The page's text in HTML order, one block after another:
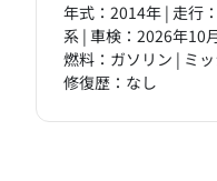
年式：2014年 | 走行
系 | 車検：2026年10
燃料：ガソリン | ミ
修復歴：なし